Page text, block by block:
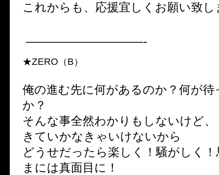
これからも、応援宜しくお願い致し
——————————-
★ZERO（B）
俺の進む先に何があるのか？何が
か？
そんな事全然わかりもしないけど
きていかなきゃいけないから
どうせだったら楽しく！騒がしく
まには真面目に！